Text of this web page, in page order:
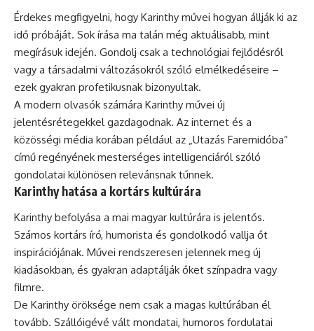
Érdekes megfigyelni, hogy Karinthy művei hogyan állják ki az
idő próbáját. Sok írása ma talán még aktuálisabb, mint
megírásuk idején. Gondolj csak a technológiai fejlődésről
vagy a társadalmi változásokról szóló elmélkedéseire –
ezek gyakran profetikusnak bizonyultak.
A modern olvasók számára Karinthy művei új
jelentésrétegekkel gazdagodnak. Az internet és a
közösségi média korában például az „Utazás Faremidóba”
című regényének mesterséges intelligenciáról szóló
gondolatai különösen relevánsnak tűnnek.
Karinthy hatása a kortárs kultúrára
Karinthy befolyása a mai magyar kultúrára is jelentős.
Számos kortárs író, humorista és gondolkodó vallja őt
inspirációjának. Művei rendszeresen jelennek meg új
kiadásokban, és gyakran adaptálják őket színpadra vagy
filmre.
De Karinthy öröksége nem csak a magas kultúrában él
tovább. Szállóigévé vált mondatai, humoros fordulatai